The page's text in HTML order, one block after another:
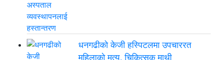
धनगढीको केजी हस्पिटलमा उपचाररत
महिलाको मृत्यु, चिकित्सक माथी